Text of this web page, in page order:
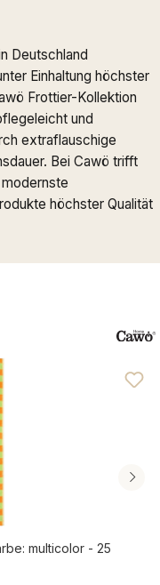
Deutschland
Einhaltung höchster
Frottier-Kollektion
und
extraflauschige
Bei Cawö trifft
höchster Qualität
von 5 Sternen
multicolor - 25